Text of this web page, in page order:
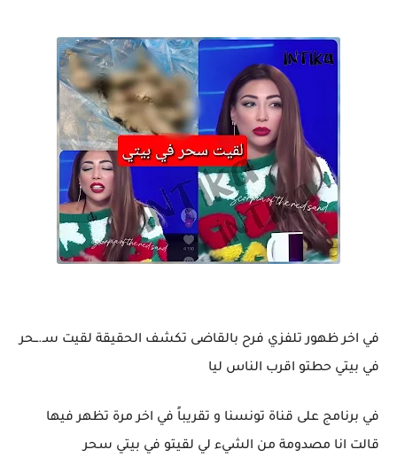
في اخر ظهور تلفزي فرح بالقاضى تكشف الحقيقة لقيت سـ.ــحر
في بيتي حطتو اقرب الناس ليا
في برنامج على قناة تونسنا و تقريباً في اخر مرة تظهر فيها
قالت انا مصدومة من الشيء لي لقيتو في بيتي سحر